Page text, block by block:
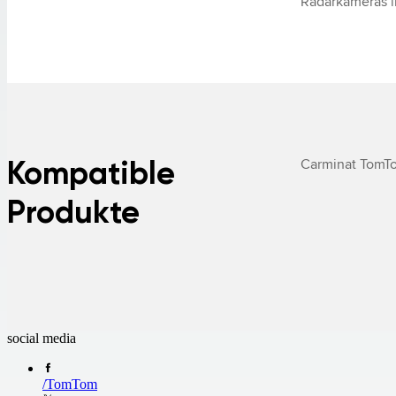
Kompatible
Produkte
Carminat
social media
/TomTom